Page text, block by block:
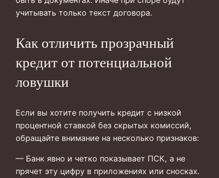
учитывать только текст договора.
Как отличить прозрачный
кредит от потенциальной
ловушки
Если вы хотите получить кредит с низкой
процентной ставкой без скрытых комиссий,
обращайте внимание на несколько признаков:
— Банк явно и четко показывает ПСК, а не
прячет эту цифру в приложениях или сносках.